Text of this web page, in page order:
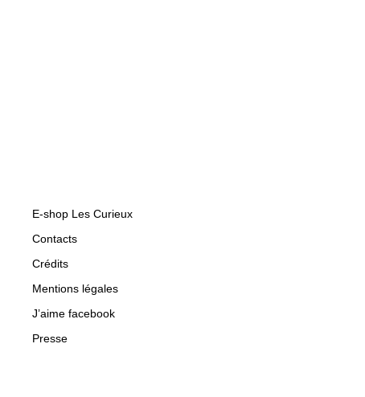
E-shop Les Curieux
Contacts
Crédits
Mentions légales
J’aime facebook
Presse